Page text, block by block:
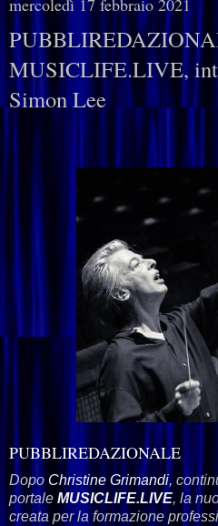
mercoledì 17 febbraio 2021
MUSICLIFE.LIVE,
Simon Lee
PUBBLIREDAZIONALE
Dopo Christine Grimandi,
portale MUSICLIFE.LIVE, la
creata per la formazione